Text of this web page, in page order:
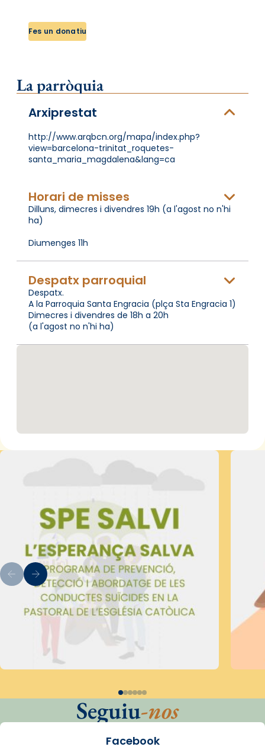
Fes un donatiu
La parròquia
Arxiprestat
http://www.arqbcn.org/mapa/index.php?
view=barcelona-trinitat_roquetes-
santa_maria_magdalena&lang=ca
Horari de misses
Dilluns, dimecres i divendres 19h (a l'agost no n'hi
ha)
Diumenges 11h
Despatx parroquial
Despatx.
A la Parroquia Santa Engracia (plça Sta Engracia 1)
Dimecres i divendres de 18h a 20h
(a l'agost no n'hi ha)
Seguiu-nos
Facebook